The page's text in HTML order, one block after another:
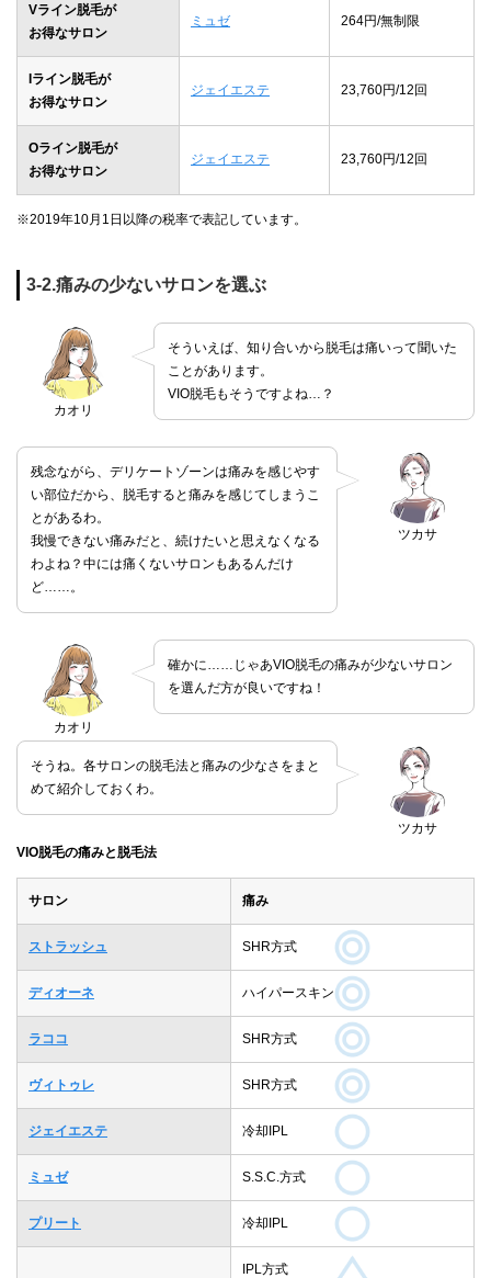
Vライン脱毛が
お得なサロン
ミュゼ 264円/無制限
Iライン脱毛が
お得なサロン
ジェイエステ 23,760円/12回
Oライン脱毛が
お得なサロン
ジェイエステ 23,760円/12回
※2019年10月1日以降の税率で表記しています。
3-2.痛みの少ないサロンを選ぶ
カオリ
そういえば、知り合いから脱毛は痛いって聞いた
ことがあります。
VIO脱毛もそうですよね…？
ツカサ
残念ながら、デリケートゾーンは痛みを感じやす
い部位だから、脱毛すると痛みを感じてしまうこ
とがあるわ。
我慢できない痛みだと、続けたいと思えなくなる
わよね？中には痛くないサロンもあるんだけ
ど……。
カオリ
確かに……じゃあVIO脱毛の痛みが少ないサロン
を選んだ方が良いですね！
ツカサ
そうね。各サロンの脱毛法と痛みの少なさをまと
めて紹介しておくわ。
VIO脱毛の痛みと脱毛法
サロン 痛み
ストラッシュ SHR方式
ディオーネ ハイパースキン
ラココ SHR方式
ヴィトゥレ SHR方式
ジェイエステ 冷却IPL
ミュゼ S.S.C.方式
プリート 冷却IPL
IPL方式